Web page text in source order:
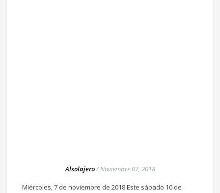
Alsolajero/Noviembre 07, 2018
Miércoles, 7 de noviembre de 2018 Este sábado 10 de